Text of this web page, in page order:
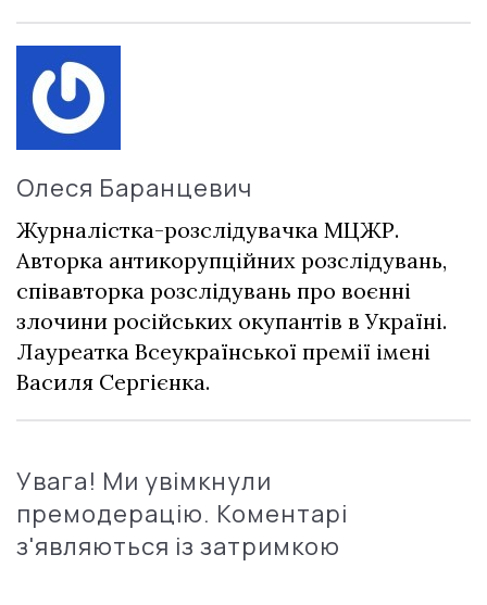
Олеся Баранцевич
Журналістка-розслідувачка МЦЖР.
Авторка антикорупційних розслідувань,
співавторка розслідувань про воєнні
злочини російських окупантів в Україні.
Лауреатка Всеукраїнської премії імені
Василя Сергієнка.
Увага! Ми увімкнули
премодерацію. Коментарі
з'являються із затримкою